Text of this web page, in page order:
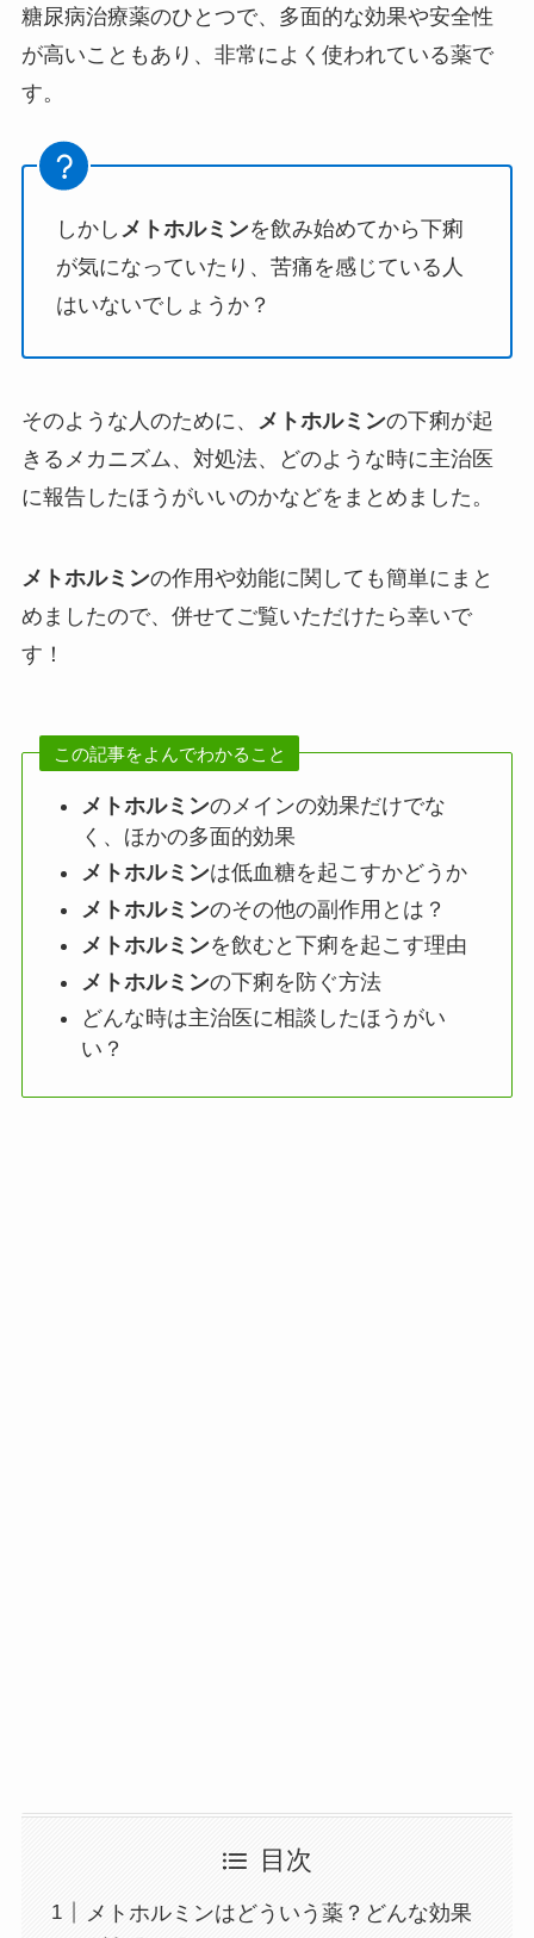
糖尿病治療薬のひとつで、多面的な効果や安全性
が高いこともあり、非常によく使われている薬で
す。
しかし メトホルミンを飲み始めてから下痢
が気になっていたり、苦痛を感じている人
はいないでしょうか？
そのような人のために、 メトホルミンの下痢が起
きるメカニズム、対処法、どのような時に主治医
に報告したほうがいいのかなどをまとめました。
メトホルミンの作用や効能に関しても簡単にまと
めましたので、併せてご覧いただけたら幸いで
す！
この記事をよんでわかること
メトホルミンのメインの効果だけでな
く、ほかの多面的効果
メトホルミンは低血糖を起こすかどうか
メトホルミンのその他の副作用とは？
メトホルミンを飲むと下痢を起こす理由
メトホルミンの下痢を防ぐ方法
どんな時は主治医に相談したほうがい
い？
目次
メトホルミンはどういう薬？どんな効果